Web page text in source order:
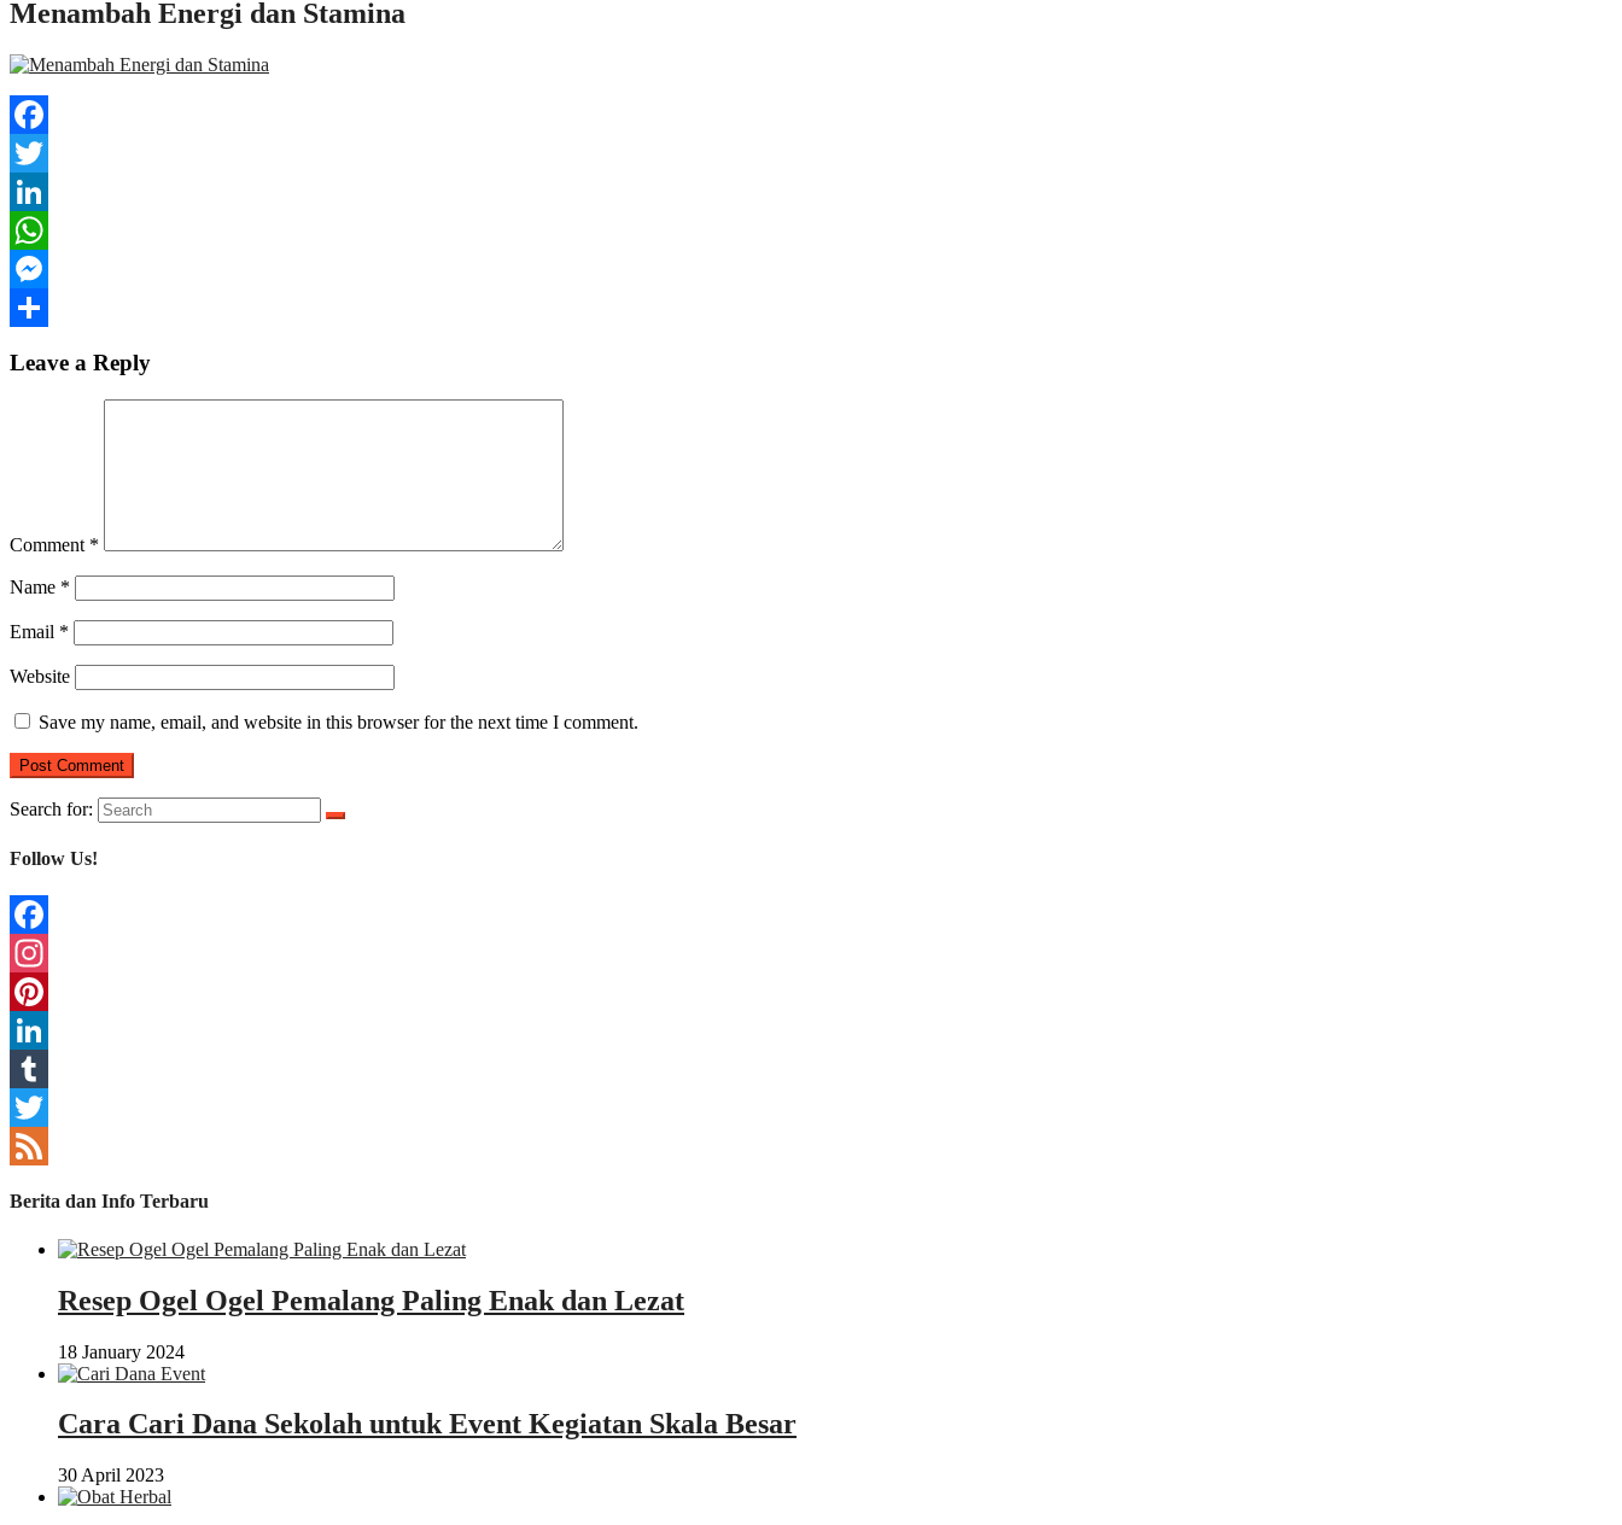
Menambah Energi dan Stamina
Facebook
Twitter
LinkedIn
WhatsApp
Messenger
Leave a Reply
Comment *
Name *
Email *
Website
Save my name, email, and website in this browser for the next time I comment.
Search for:
Follow Us!
Facebook
Instagram
Pinterest
LinkedIn
Tumblr
Twitter
Berita dan Info Terbaru
Resep Ogel Ogel Pemalang Paling Enak dan Lezat
18 January 2024
Cara Cari Dana Sekolah untuk Event Kegiatan Skala Besar
30 April 2023